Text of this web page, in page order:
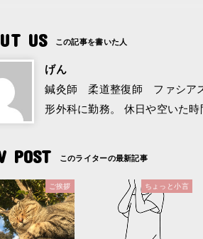
US
げん
鍼灸師 柔道整復師 ファシア
形外科に勤務。 休日や空いた時
POST
ご挨拶 ちょっと小言